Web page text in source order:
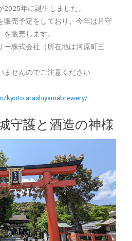
年に誕生しました。
販売予定をしており、今年は月守
販売します。
ー株式会社（所在地は河原町三
せんのでご注意ください
kyoto.arashiyamabrewery/
守護と酒造の神様